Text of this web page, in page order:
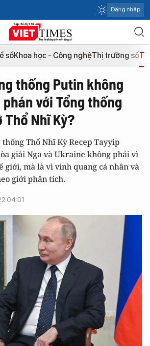
Đăng nhập
sốKhoa học - Công nghệThị trường số
thống Putin không
với Tổng thống
Nhĩ Kỳ?
Thổ Nhĩ Kỳ Recep Tayyip
giải Nga và Ukraine không phải vì
giới, mà là vì vinh quang cá nhân và
giới phân tích.
04:01